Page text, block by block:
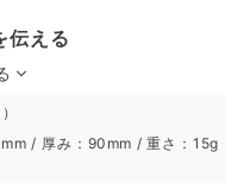
伝える
/ 厚み：90mm / 重さ：15g